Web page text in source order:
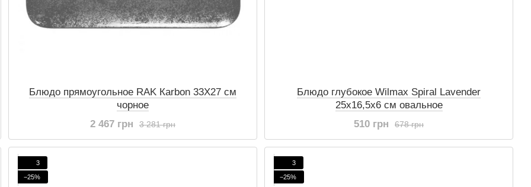
Блюдо прямоугольное RAK Кarbon 33Х27 см
чорное
3 281 грн
2 467 грн
Блюдо глубокое Wilmax Spiral Lavender
25х16,5х6 см овальное
678 грн
510 грн
3
−25%
3
−25%